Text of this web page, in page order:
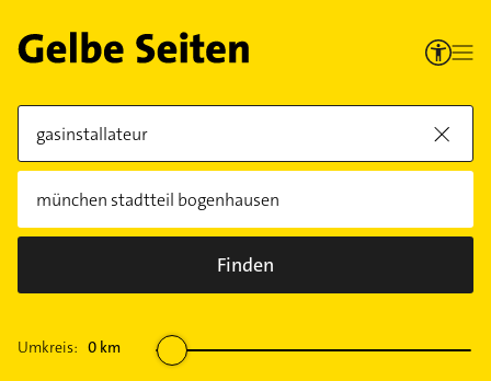
Finden
Umkreis: 0 km